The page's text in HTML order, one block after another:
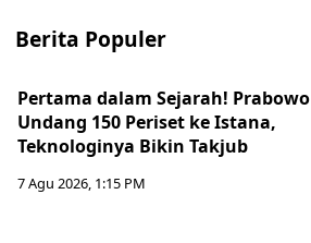
Berita Populer
Pertama dalam Sejarah! Prabowo
Undang 150 Periset ke Istana,
Teknologinya Bikin Takjub
7 Agu 2026, 1:15 PM